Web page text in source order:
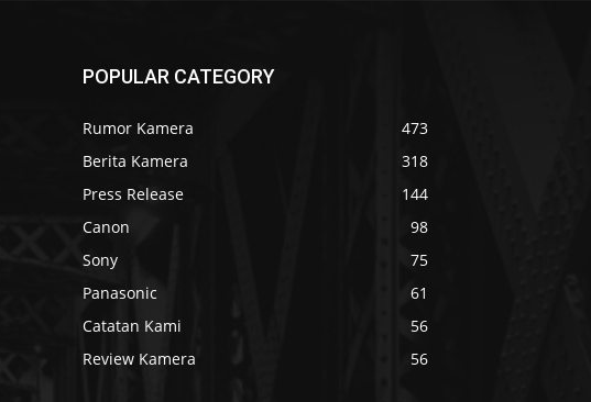
POPULAR CATEGORY
Rumor Kamera
473
Berita Kamera
318
Press Release
144
Canon
98
Sony
75
Panasonic
61
Catatan Kami
56
Review Kamera
56